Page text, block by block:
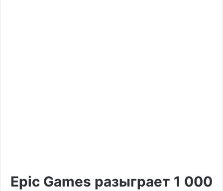
Epic Games разыграет 1 000